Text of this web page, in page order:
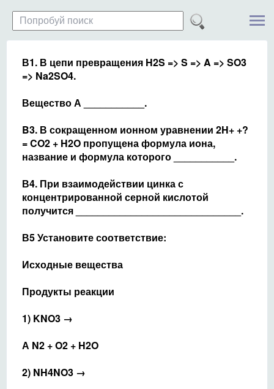
В1. В цепи превращения H2S => S => A => SO3
=> Na2SO4.
Вещество А ___________.
B3. В сокращенном ионном уравнении 2H+ +?
= CO2­ + H2O пропущена формула иона,
название и формула которого ___________.
В4. При взаимодействии цинка с
концентрированной серной кислотой
получится ______________________________.
В5 Установите соответствие:
Исходные вещества
Продукты реакции
1) KNO3 →
А N2 + O2 + H2O
2) NH4NO3 →